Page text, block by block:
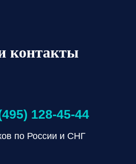
контакты
по России и СНГ
128-45-44